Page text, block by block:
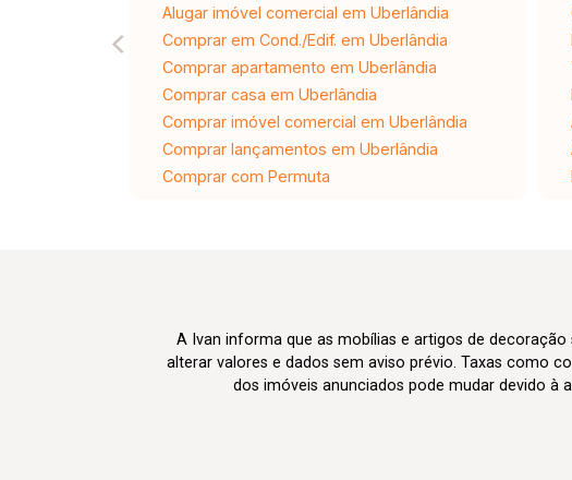
Alugar imóvel comercial em Uberlândia
Comprar em Cond./Edif. em Uberlândia
Comprar apartamento em Uberlândia
Comprar casa em Uberlândia
Comprar imóvel comercial em Uberlândia
Comprar lançamentos em Uberlândia
Comprar com Permuta
A Ivan informa que as mobílias e artigos de
alterar valores e dados sem aviso prévio. Taxas como
dos imóveis anunciados pode mudar devido à